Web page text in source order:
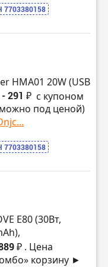
HMA01 20W (USB
- 291 ₽ с купоном
можно под ценой)
E80 (30Вт,
₽ . Цена
корзину ►